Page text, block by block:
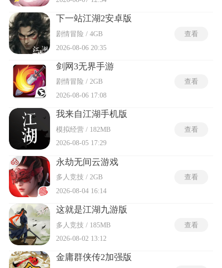
下一站江湖2安卓版
剧情冒险 / 4GB
2026-08-06 20:35
查看
剑网3无界手游
剧情冒险 / 2GB
2026-08-06 17:08
查看
我来自江湖手机版
模拟经营 / 182MB
2026-08-05 17:29
查看
永劫无间云游戏
多人竞技 / 2GB
2026-08-04 16:14
查看
这就是江湖九游版
多人竞技 / 185MB
2026-08-02 13:12
查看
金庸群侠传2加强版